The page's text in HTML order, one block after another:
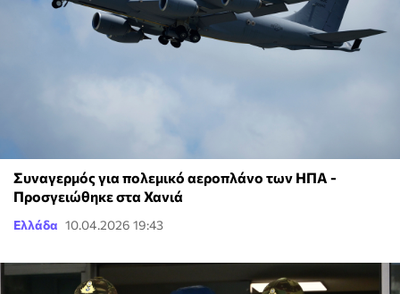
Συναγερμός για πολεμικό αεροπλάνο των ΗΠΑ -
Προσγειώθηκε στα Χανιά
Ελλάδα 10.04.2026 19:43